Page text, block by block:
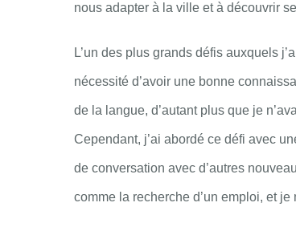
nous adapter à la ville et à découvrir
L’un des plus grands défis auxquels
nécessité d’avoir une bonne
de la langue, d’autant plus que je
Cependant, j’ai abordé ce défi avec
de conversation avec d’autres
comme la recherche d’un emploi, et